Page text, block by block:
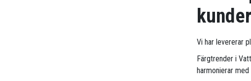
Vi har levererar
Färgtrender i
harmonierar